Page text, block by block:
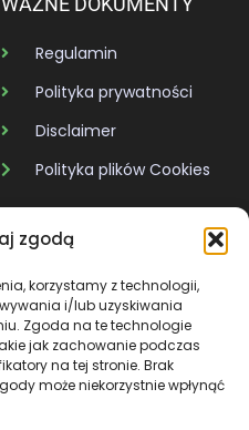
zgodą
korzystamy z technologii,
i/lub uzyskiwania
Zgoda na te technologie
jak zachowanie podczas
na tej stronie. Brak
może niekorzystnie wpłynąć
Regulamin
Polityka prywatności
Disclaimer
Polityka plików Cookies
KTÓRĄ W SOBIE BUDUJESZ,
ZAWSZE.